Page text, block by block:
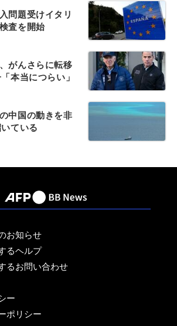
問題受けイタリ
査を開始
がんさらに転移
本当につらい」
中国の動きを非
ている
お知らせ
るヘルプ
るお問い合わせ
ー
ポリシー